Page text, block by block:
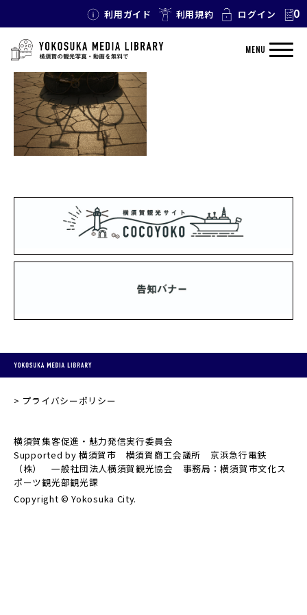
利用ガイド 利用規約 ログイン 0
MENU
TAG: サイクリング
プライバシーポリシー
横須賀集客促進・魅力発信実行委員会
Supported by 横須賀市 横須賀商工会議所 京浜急行電鉄
（株） 一般社団法人横須賀観光協会 事務局：横須賀市文化ス
ポーツ観光部観光課
Copyright © Yokosuka City.